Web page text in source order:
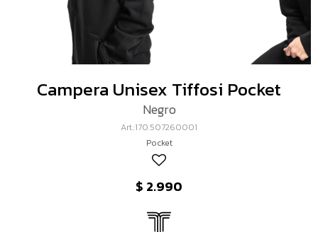
Campera Unisex Tiffosi Pocket
Negro
170.507260001
Pocket
$ 2.990